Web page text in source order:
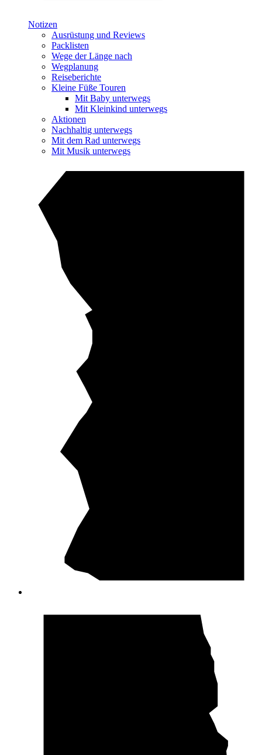
Notizen
Ausrüstung und Reviews
Packlisten
Wege der Länge nach
Wegplanung
Reiseberichte
Kleine Füße Touren
Mit Baby unterwegs
Mit Kleinkind unterwegs
Aktionen
Nachhaltig unterwegs
Mit dem Rad unterwegs
Mit Musik unterwegs